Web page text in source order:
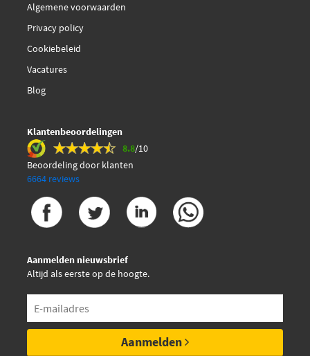
Algemene voorwaarden
Privacy policy
Cookiebeleid
Vacatures
Blog
Klantenbeoordelingen
8.8/10
Beoordeling door klanten
6664 reviews
Aanmelden nieuwsbrief
Altijd als eerste op de hoogte.
Aanmelden